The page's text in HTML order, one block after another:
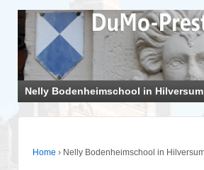
Nelly Bodenheimschool in Hilversum
Home › Nelly Bodenheimschool in